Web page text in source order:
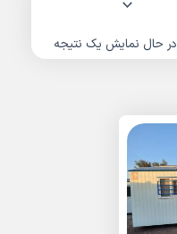
در حال نمایش یک نتیجه